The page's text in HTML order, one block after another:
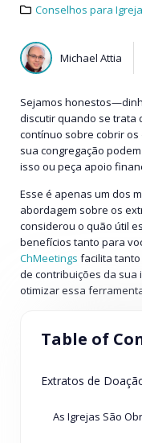
Conselhos para
Michael Attia
Sejamos
discutir quando se trata
contínuo sobre cobrir os
sua congregação
isso ou peça apoio
Esse é apenas um dos
abordagem sobre os
considerou o quão útil
benefícios tanto para
ChMeetings facilita
de contribuições da sua
otimizar essa
Table of
Extratos de Doação—Sua
As Igrejas São